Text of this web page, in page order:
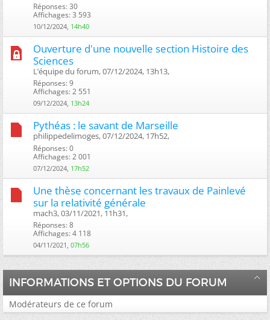
Réponses: 30
Affichages: 3 593
10/12/2024, 14h40
Ouverture d'une nouvelle section Histoire des
Sciences
L’équipe du forum, 07/12/2024, 13h13, ‎
Réponses: 9
Affichages: 2 551
09/12/2024, 13h24
Pythéas : le savant de Marseille
philippedelimoges, 07/12/2024, 17h52, ‎
Réponses: 0
Affichages: 2 001
07/12/2024, 17h52
Une thèse concernant les travaux de Painlevé
sur la relativité générale
mach3, 03/11/2021, 11h31, ‎
Réponses: 8
Affichages: 4 118
04/11/2021, 07h56
INFORMATIONS ET OPTIONS DU FORUM
Modérateurs de ce forum